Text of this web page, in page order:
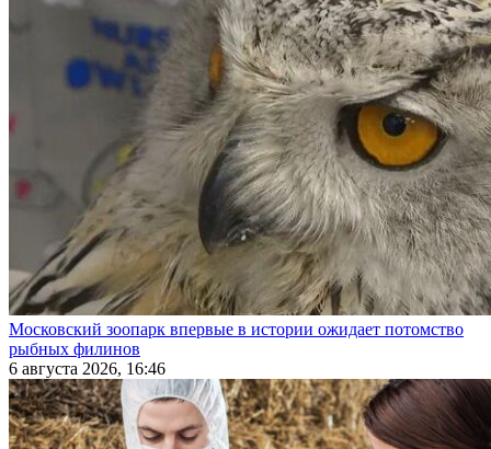
Московский зоопарк впервые в истории ожидает потомство
рыбных филинов
6 августа 2026, 16:46